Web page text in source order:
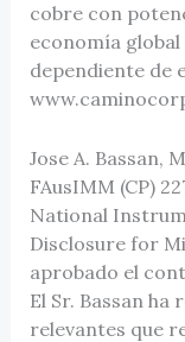
cobre con
economía
dependiente de
Jose A. Bassan,
FAusIMM (CP)
National
Disclosure for
aprobado el
El Sr. Bassan
relevantes que